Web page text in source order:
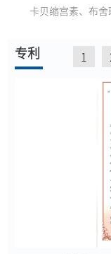
卡贝缩宫素、布舍
专利 1